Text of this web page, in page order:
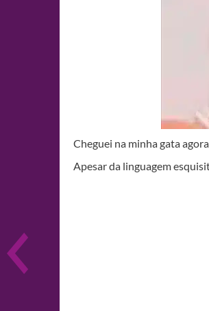
Cheguei na minha gata
Apesar da linguagem